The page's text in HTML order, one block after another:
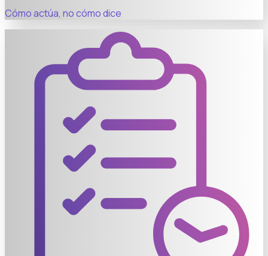
Cómo actúa, no cómo dice